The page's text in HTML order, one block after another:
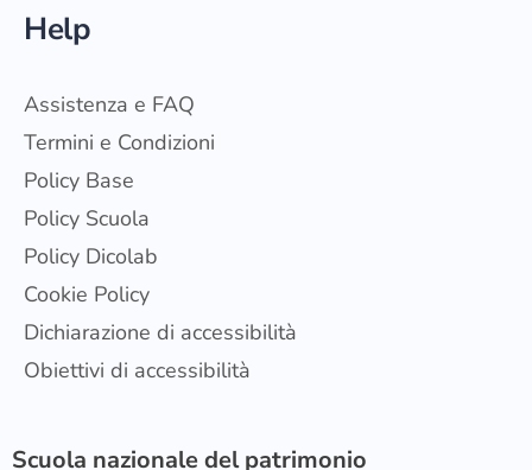
Help
Assistenza e FAQ
Termini e Condizioni
Policy Base
Policy Scuola
Policy Dicolab
Cookie Policy
Dichiarazione di accessibilità
Obiettivi di accessibilità
Scuola nazionale del patrimonio